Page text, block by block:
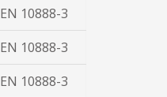
EN 10888-3
EN 10888-3
EN 10888-3